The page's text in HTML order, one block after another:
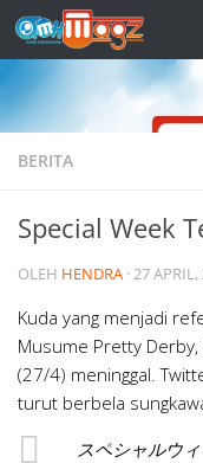
Skip to content
BERITA
Special Week
OLEH HENDRA ·27 APRIL,
Kuda yang menjadi
Musume Pretty Derby,
(27/4) meninggal.
turut berbela
スペシャルウ